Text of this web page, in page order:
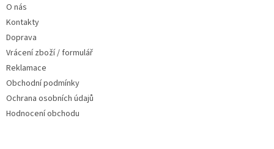
O nás
Kontakty
Doprava
Vrácení zboží / formulář
Reklamace
Obchodní podmínky
Ochrana osobních údajů
Hodnocení obchodu